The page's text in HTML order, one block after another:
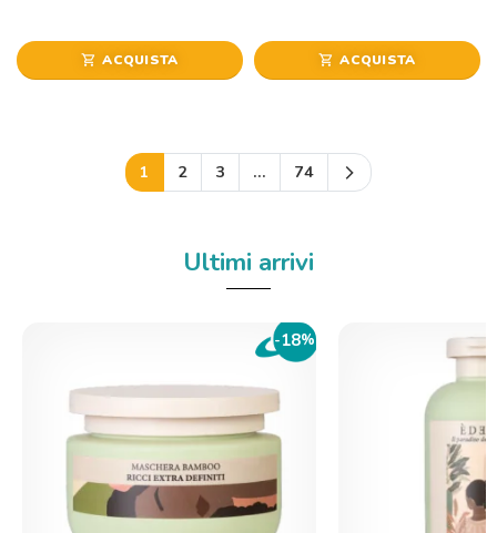
shopping_cart ACQUISTA shopping_cart ACQUISTA
1 2 3 … 74 arrow_forward_ios Successivo
Ultimi arrivi
-18%